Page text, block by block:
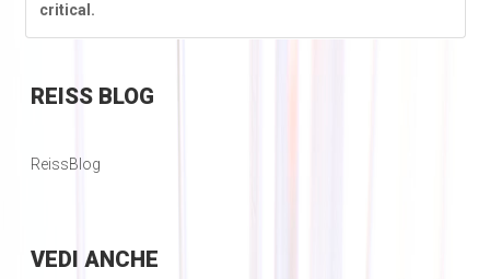
critical.
REISSBLOG
ReissBlog
VEDI ANCHE